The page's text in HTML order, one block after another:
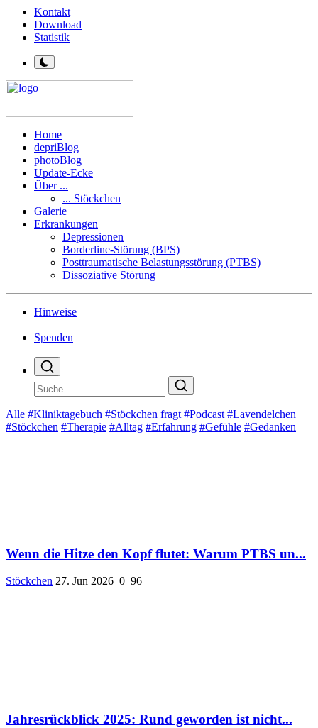
Kontakt
Download
Statistik
Home
depriBlog
photoBlog
Update-Ecke
Über ...
... Stöckchen
Galerie
Erkrankungen
Depressionen
Borderline-Störung (BPS)
Posttraumatische Belastungsstörung (PTBS)
Dissoziative Störung
Hinweise
Spenden
Alle #Kliniktagebuch #Stöckchen fragt #Podcast #Lavendelchen
#Stöckchen #Therapie #Alltag #Erfahrung #Gefühle #Gedanken
Wenn die Hitze den Kopf flutet: Warum PTBS un...
Stöckchen 27. Jun 2026 0 96
Jahresrückblick 2025: Rund geworden ist nicht...